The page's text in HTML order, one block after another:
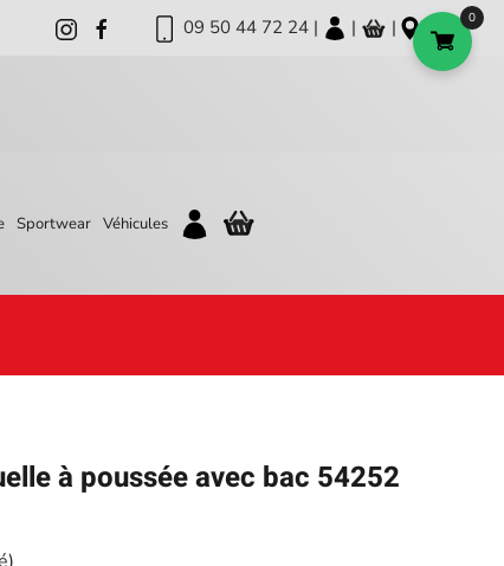
09 50 44 72 24 | | |
Sportwear Véhicules
à poussée avec bac 54252
0